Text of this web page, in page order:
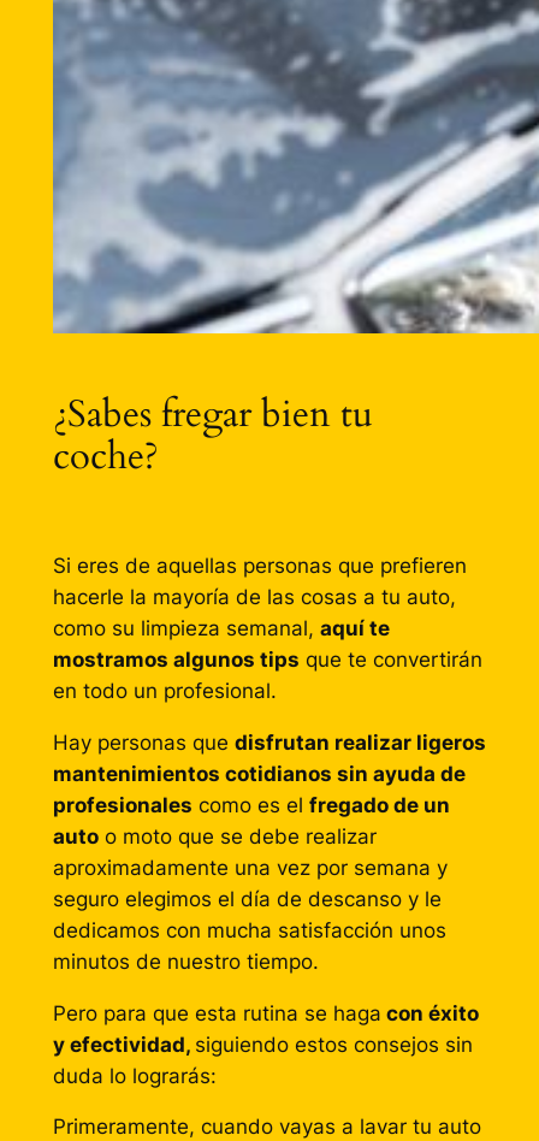
¿Sabes fregar bien tu
coche?
Si eres de aquellas personas que prefieren
hacerle la mayoría de las cosas a tu auto,
como su limpieza semanal, aquí te
mostramos algunos tips que te convertirán
en todo un profesional.
Hay personas que disfrutan realizar ligeros
mantenimientos cotidianos sin ayuda de
profesionales como es el fregado de un
autoo moto que se debe realizar
aproximadamente una vez por semana y
seguro elegimos el día de descanso y le
dedicamos con mucha satisfacción unos
minutos de nuestro tiempo.
Pero para que esta rutina se haga con éxito
y efectividad, siguiendo estos consejos sin
duda lo lograrás:
Primeramente, cuando vayas a lavar tu auto